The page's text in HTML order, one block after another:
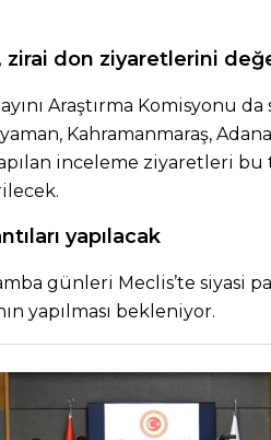
zirai don ziyaretlerini
Araştırma Komisyonu
Kahramanmaraş,
inceleme ziyaretleri bu
yapılacak
günleri Meclis’te siyasi
yapılması bekleniyor.